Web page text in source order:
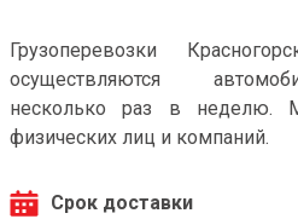
Грузоперевозки
осуществляются
несколько раз в неделю.
физических лиц и компаний.
Срок доставки